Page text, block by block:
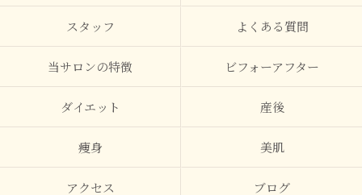
スタッフ よくある質問
当サロンの特徴 ビフォーアフター
ダイエット 産後
痩身 美肌
アクセス ブログ